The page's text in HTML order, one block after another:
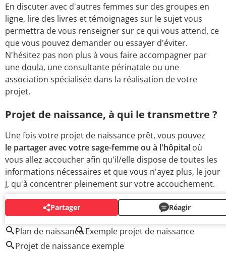
En discuter avec d'autres femmes sur des groupes en
ligne, lire des livres et témoignages sur le sujet vous
permettra de vous renseigner sur ce qui vous attend, ce
que vous pouvez demander ou essayer d'éviter.
N'hésitez pas non plus à vous faire accompagner par
une doula, une consultante périnatale ou une
association spécialisée dans la réalisation de votre
projet.
Projet de naissance, à qui le transmettre ?
Une fois votre projet de naissance prêt, vous pouvez
le partager avec votre sage-femme ou à l'hôpital où
vous allez accoucher afin qu'il/elle dispose de toutes les
informations nécessaires et que vous n'ayez plus, le jour
J, qu'à concentrer pleinement sur votre accouchement.
Partager Réagir
AUTOUR DU MÊME SUJET
Plan de naissance Exemple projet de naissance
Projet de naissance exemple